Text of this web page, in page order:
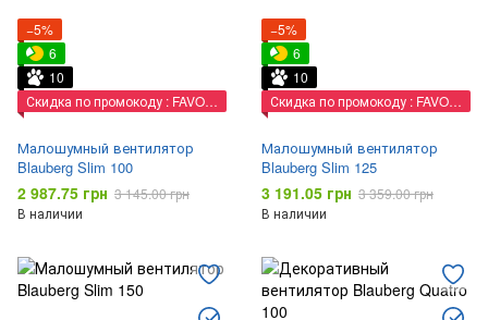
−5%
6
10
Скидка по промокоду : FAVORIT
Малошумный вентилятор
Blauberg Slim 100
2 987.75 грн 3 145.00 грн
В наличии
−5%
6
10
Скидка по промокоду : FAVORIT
Малошумный вентилятор
Blauberg Slim 125
3 191.05 грн 3 359.00 грн
В наличии